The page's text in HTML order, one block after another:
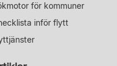
för kommuner
inför flytt